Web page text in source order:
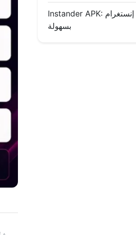
Instander APK: عزز تفاعل إنستغرام
بسهولة